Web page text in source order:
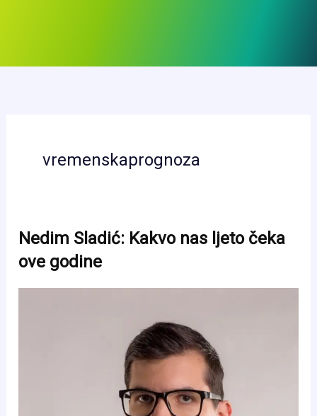
vremenskaprognoza
Nedim Sladić: Kakvo nas ljeto čeka
ove godine